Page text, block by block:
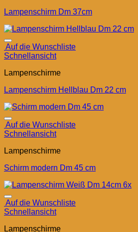
Lampenschirm Dm 37cm
Auf die Wunschliste
Schnellansicht
Lampenschirme
Lampenschirm Hellblau Dm 22 cm
Auf die Wunschliste
Schnellansicht
Lampenschirme
Schirm modern Dm 45 cm
Auf die Wunschliste
Schnellansicht
Lampenschirme